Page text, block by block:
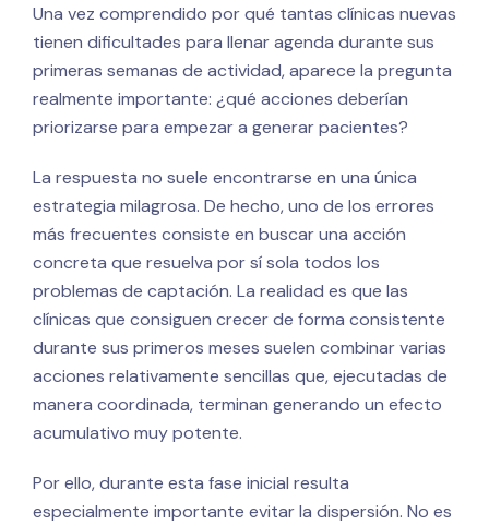
Una vez comprendido por qué tantas clínicas nuevas
tienen dificultades para llenar agenda durante sus
primeras semanas de actividad, aparece la pregunta
realmente importante: ¿qué acciones deberían
priorizarse para empezar a generar pacientes?
La respuesta no suele encontrarse en una única
estrategia milagrosa. De hecho, uno de los errores
más frecuentes consiste en buscar una acción
concreta que resuelva por sí sola todos los
problemas de captación. La realidad es que las
clínicas que consiguen crecer de forma consistente
durante sus primeros meses suelen combinar varias
acciones relativamente sencillas que, ejecutadas de
manera coordinada, terminan generando un efecto
acumulativo muy potente.
Por ello, durante esta fase inicial resulta
especialmente importante evitar la dispersión. No es